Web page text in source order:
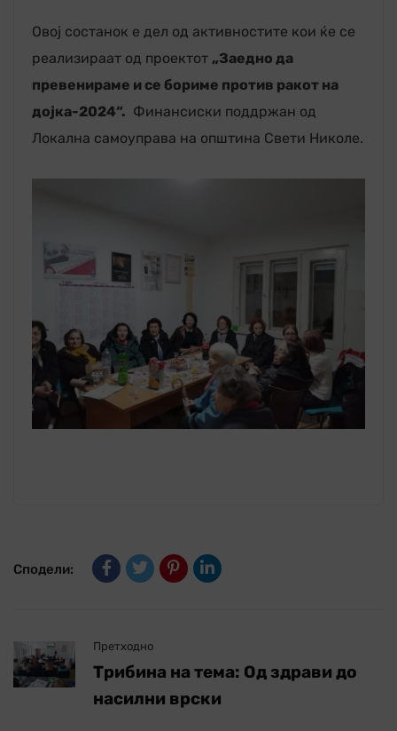
Овој состанок е дел од активностите кои ќе се
реализираат од проектот „Заедно да
превенираме и се бориме против ракот на
дојка-2024“. Финансиски поддржан од
Локална самоуправа на општина Свети Николе.
Сподели:
Претходно
Трибина на тема: Од здрави до
насилни врски